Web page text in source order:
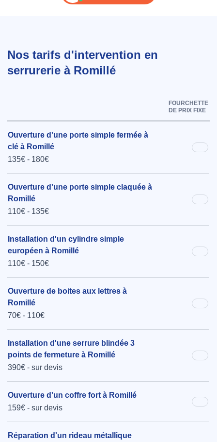
Nos tarifs d'intervention en
serrurerie à Romillé
FOURCHETTE
DE PRIX FIXE
Ouverture d'une porte simple fermée à
clé à Romillé
135€ - 180€
Ouverture d'une porte simple claquée à
Romillé
110€ - 135€
Installation d'un cylindre simple
européen à Romillé
110€ - 150€
Ouverture de boites aux lettres à
Romillé
70€ - 110€
Installation d'une serrure blindée 3
points de fermeture à Romillé
390€ - sur devis
Ouverture d'un coffre fort à Romillé
159€ - sur devis
Réparation d'un rideau métallique